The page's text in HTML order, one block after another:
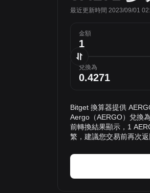
最近更新時間 2023/09/01
金額
兌換為
Bitget 換算器提供
Aergo（AERGO）兌換
前轉換結果顯示，1
繁，建議您交易前再次